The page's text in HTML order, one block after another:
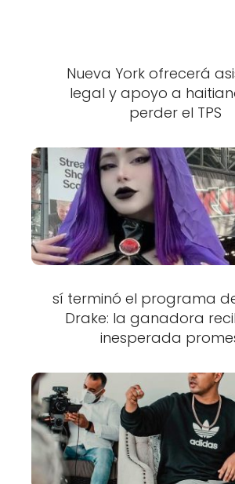
Nueva York ofrecerá
legal y apoyo a
perder el TPS
sí terminó el programa
Drake: la ganadora
inesperada